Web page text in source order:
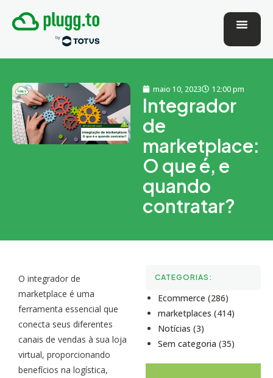
maio 10, 2023 12:00 pm
Integrador
de
marketplace:
O que é, e
quando
contratar?
O integrador de
marketplace é uma
ferramenta essencial que
conecta seus diferentes
canais de vendas à sua loja
virtual, proporcionando
benefícios na logística,
CATEGORIAS:
Ecommerce (286)
marketplaces (414)
Notícias (3)
Sem categoria (35)